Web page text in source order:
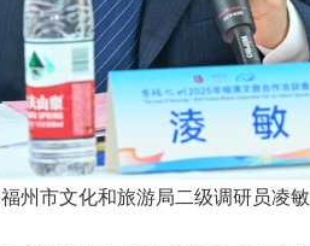
福州市文化和旅游局二级调研员凌敏